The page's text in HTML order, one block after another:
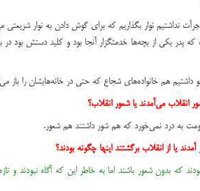
نداشتيم نوار بگذاريم كه براي گوش دادن به نوار
داشتيم هم خانواده‌هاي شجاع كه حتي در خانه‌هايشان را باز
انقلاب مي‌آمدند يا شعور انقلاب؟
به درد نمي‌خورد كه هم شور داشتند هم شعور.
يا از انقلاب بر‌گشتند اينها چگونه بودند؟
كه بدون شعور باشند اما به خاطر اين كه آگاه نبودند و